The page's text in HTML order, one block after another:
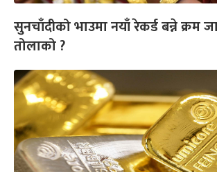
सुनचाँदीको भाउमा नयाँ रेकर्ड बन्ने क्रम
तोलाको ?